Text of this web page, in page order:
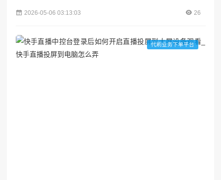
接收益：小红书变现的核心逻辑小红书的算法推荐机制决定了
播放量是内容质量的间接反馈，而非直接收益来源。旅行类内
2026-05-06 03:13:03 26
代刷业务下单平台